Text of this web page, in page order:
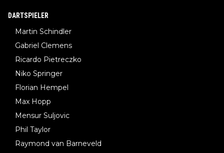
DARTSPIELER
Martin Schindler
Gabriel Clemens
Ricardo Pietreczko
Niko Springer
Florian Hempel
Max Hopp
Mensur Suljovic
Phil Taylor
Raymond van Barneveld